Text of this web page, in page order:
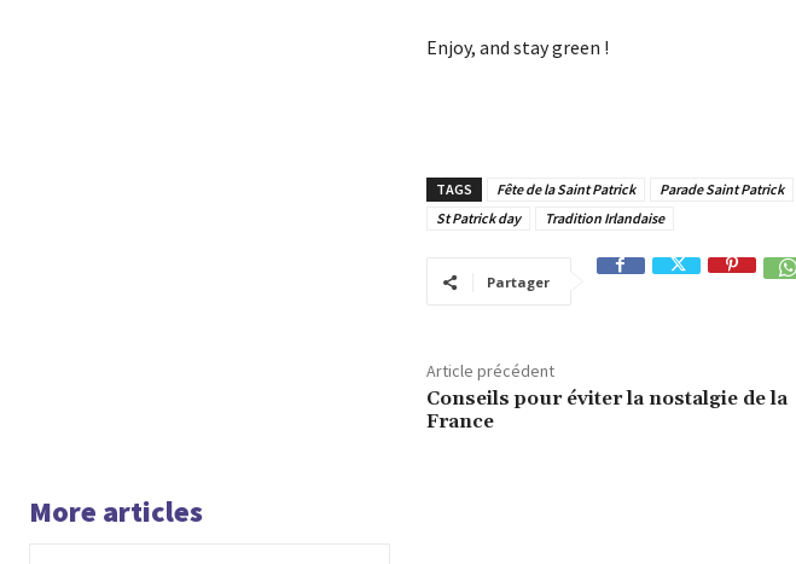
Enjoy, and stay green !
TAGS Fête de la Saint Patrick Parade Saint Patrick
St Patrick day
Tradition Irlandaise
Partager
Article précédent
Conseils pour éviter la nostalgie de la
France
More articles